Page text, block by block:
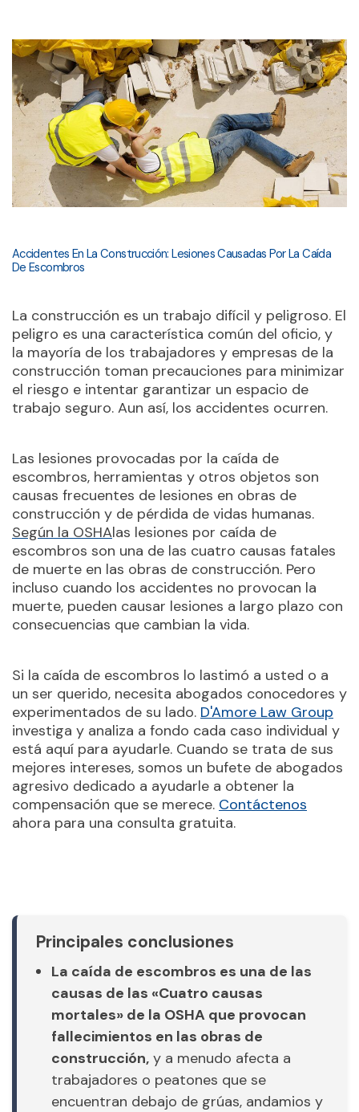
Accidentes En La Construcción: Lesiones Causadas Por La Caída
De Escombros
La construcción es un trabajo difícil y peligroso. El
peligro es una característica común del oficio, y
la mayoría de los trabajadores y empresas de la
construcción toman precauciones para minimizar
el riesgo e intentar garantizar un espacio de
trabajo seguro. Aun así, los accidentes ocurren.
Las lesiones provocadas por la caída de
escombros, herramientas y otros objetos son
causas frecuentes de lesiones en obras de
construcción y de pérdida de vidas humanas.
Según la OSHAlas lesiones por caída de
escombros son una de las cuatro causas fatales
de muerte en las obras de construcción. Pero
incluso cuando los accidentes no provocan la
muerte, pueden causar lesiones a largo plazo con
consecuencias que cambian la vida.
Si la caída de escombros lo lastimó a usted o a
un ser querido, necesita abogados conocedores y
experimentados de su lado. D'Amore Law Group
investiga y analiza a fondo cada caso individual y
está aquí para ayudarle. Cuando se trata de sus
mejores intereses, somos un bufete de abogados
agresivo dedicado a ayudarle a obtener la
compensación que se merece. Contáctenos
ahora para una consulta gratuita.
Principales conclusiones
La caída de escombros es una de las
causas de las «Cuatro causas
mortales» de la OSHA que provocan
fallecimientos en las obras de
construcción, y a menudo afecta a
trabajadores o peatones que se
encuentran debajo de grúas, andamios y